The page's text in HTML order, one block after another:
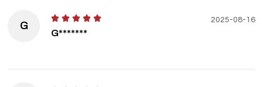
G
G*******
2025-08-16